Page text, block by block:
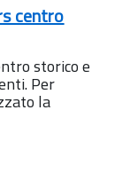
centro
storico e
Per
la